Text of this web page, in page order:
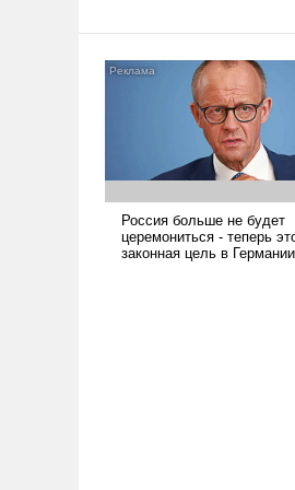
псевдонаучной
стало всерьез